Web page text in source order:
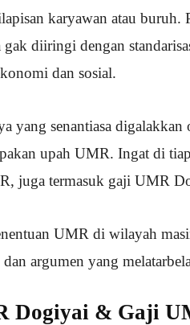
karyawan atau buruh.
diiringi dengan
dan sosial.
yang senantiasa
upah UMR. Ingat di
juga termasuk gaji UMR
UMR di wilayah
argumen yang
Dogiyai & Gaji